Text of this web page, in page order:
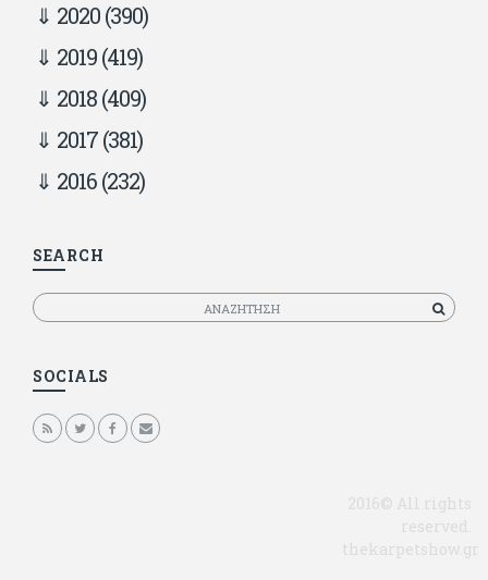
2020(390)
2019(419)
2018(409)
2017(381)
2016(232)
SEARCH
Αναζητηση
SOCIALS